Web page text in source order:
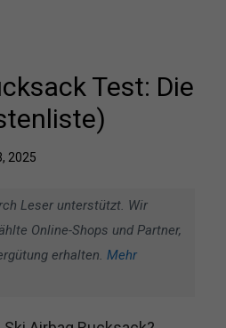
Test: Die
2025
Leser unterstützt. Wir
Online-Shops und Partner,
erhalten. Mehr